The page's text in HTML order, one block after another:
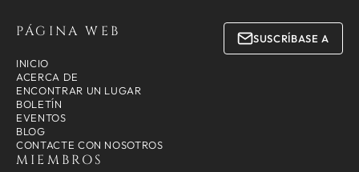
PÁGINA WEB
INICIO
ACERCA DE
ENCONTRAR UN LUGAR
BOLETÍN
EVENTOS
BLOG
CONTACTE CON NOSOTROS
MIEMBROS
SUSCRÍBASE A